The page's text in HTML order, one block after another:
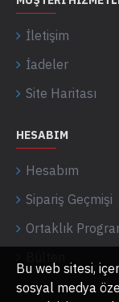
İletişim
İadeler
Site Haritası
HESABIM
Hesabım
Sipariş Geçmişi
Ortaklık
Bu web sitesi,
sosyal medya